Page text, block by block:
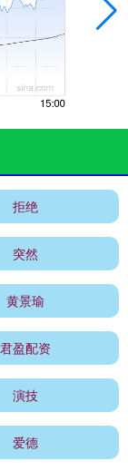
拒绝
突然
黄景瑜
君盈配资
演技
爱德